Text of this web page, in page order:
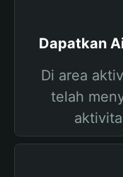
Dapatkan
Di area
telah